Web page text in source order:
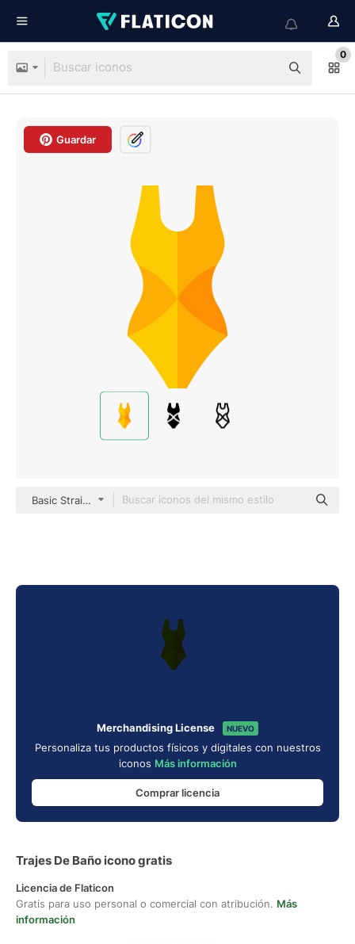
0
Guardar
Basic Straight Flat
Merchandising License NUEVO
Personaliza tus productos físicos y digitales con nuestros
iconos Más información
Comprar licencia
Trajes De Baño icono gratis
Licencia de Flaticon
Gratis para uso personal o comercial con atribución. Más
información